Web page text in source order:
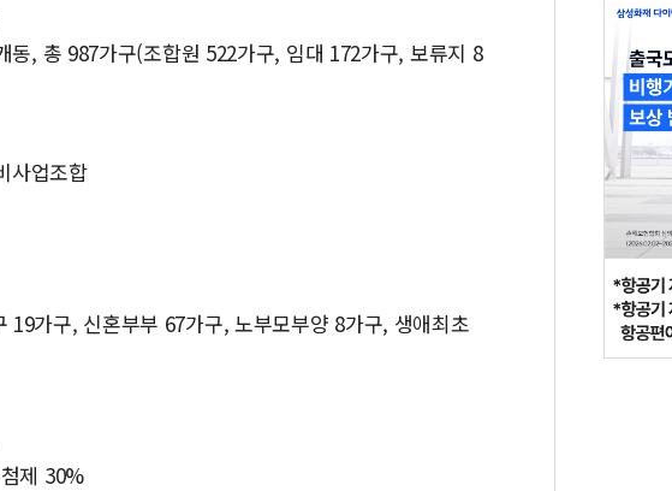
, 총 987가구(조합원 522가구, 임대 172가구, 보류지 8
사업조합
가구, 신혼부부 67가구, 노부모부양 8가구, 생애최초
제 30%